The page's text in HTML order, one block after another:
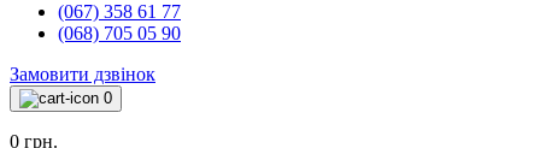
(067) 358 61 77
(068) 705 05 90
Замовити дзвінок
0
0 грн.